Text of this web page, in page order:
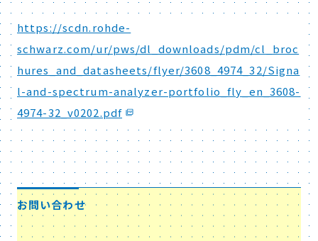
https://scdn.rohde-
schwarz.com/ur/pws/dl_downloads/pdm/cl_broc
hures_and_datasheets/flyer/3608_4974_32/Signa
l-and-spectrum-analyzer-portfolio_fly_en_3608-
4974-32_v0202.pdf
お問い合わせ